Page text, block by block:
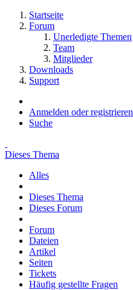
Startseite
Forum
Unerledigte Themen
Team
Mitglieder
Downloads
Support
Anmelden oder registrieren
Suche
Dieses Thema
Alles
Dieses Thema
Dieses Forum
Forum
Dateien
Artikel
Seiten
Tickets
Häufig gestellte Fragen